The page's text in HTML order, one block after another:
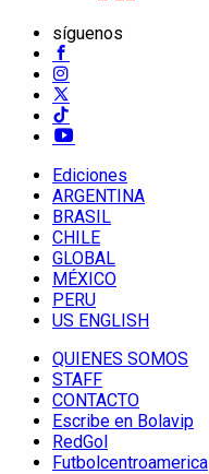
síguenos
Ediciones
ARGENTINA
BRASIL
CHILE
GLOBAL
MÉXICO
PERU
US ENGLISH
QUIENES SOMOS
STAFF
CONTACTO
Escribe en Bolavip
RedGol
Futbolcentroamerica